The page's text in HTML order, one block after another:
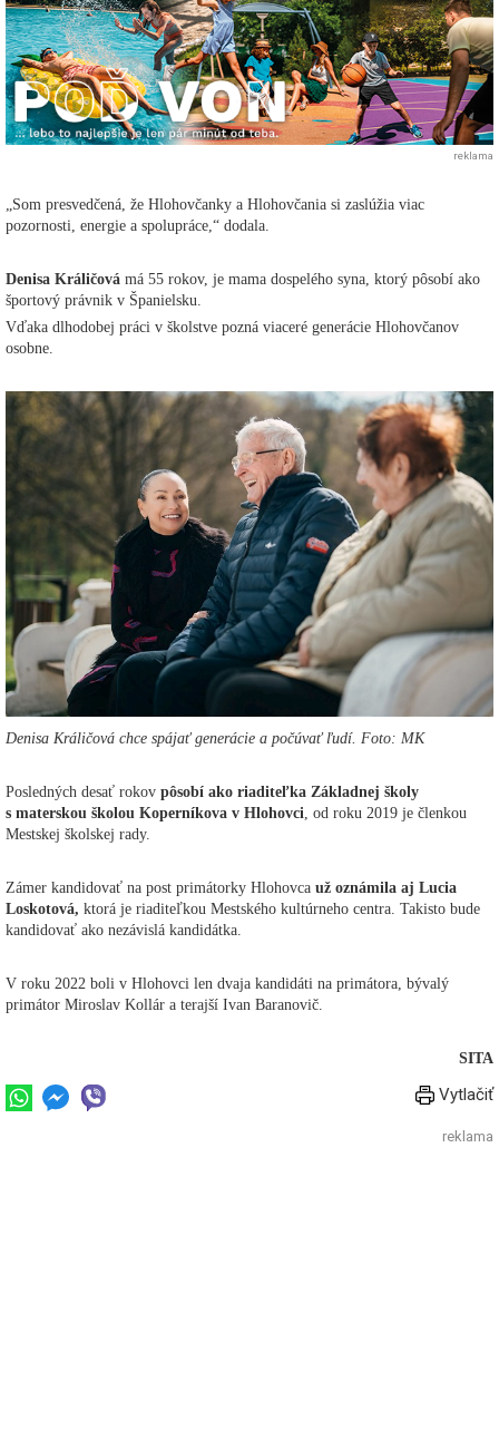
reklama
„Som presvedčená, že Hlohovčanky a Hlohovčania si zaslúžia viac
pozornosti, energie a spolupráce,“ dodala.
Denisa Králičová má 55 rokov, je mama dospelého syna, ktorý pôsobí ako
športový právnik v Španielsku.
Vďaka dlhodobej práci v školstve pozná viaceré generácie Hlohovčanov
osobne.
Denisa Králičová chce spájať generácie a počúvať ľudí. Foto: MK
Posledných desať rokov pôsobí ako riaditeľka Základnej školy
s materskou školou Koperníkova v Hlohovci , od roku 2019 je členkou
Mestskej školskej rady.
Zámer kandidovať na post primátorky Hlohovca už oznámila aj Lucia
Loskotová, ktorá je riaditeľkou Mestského kultúrneho centra. Takisto bude
kandidovať ako nezávislá kandidátka.
V roku 2022 boli v Hlohovci len dvaja kandidáti na primátora, bývalý
primátor Miroslav Kollár a terajší Ivan Baranovič.
SITA
Vytlačiť
reklama